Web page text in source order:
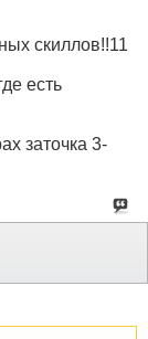
скиллов!!11
есть
заточка 3-